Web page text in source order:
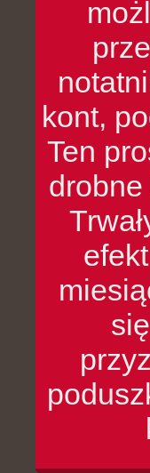
kont,
Ten